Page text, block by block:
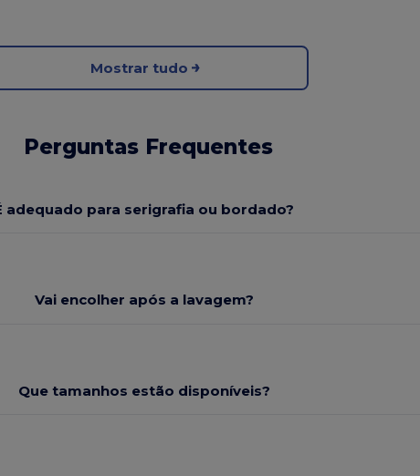
Mostrar tudo
Perguntas Frequentes
adequado para serigrafia ou bordado?
Vai encolher após a lavagem?
Que tamanhos estão disponíveis?